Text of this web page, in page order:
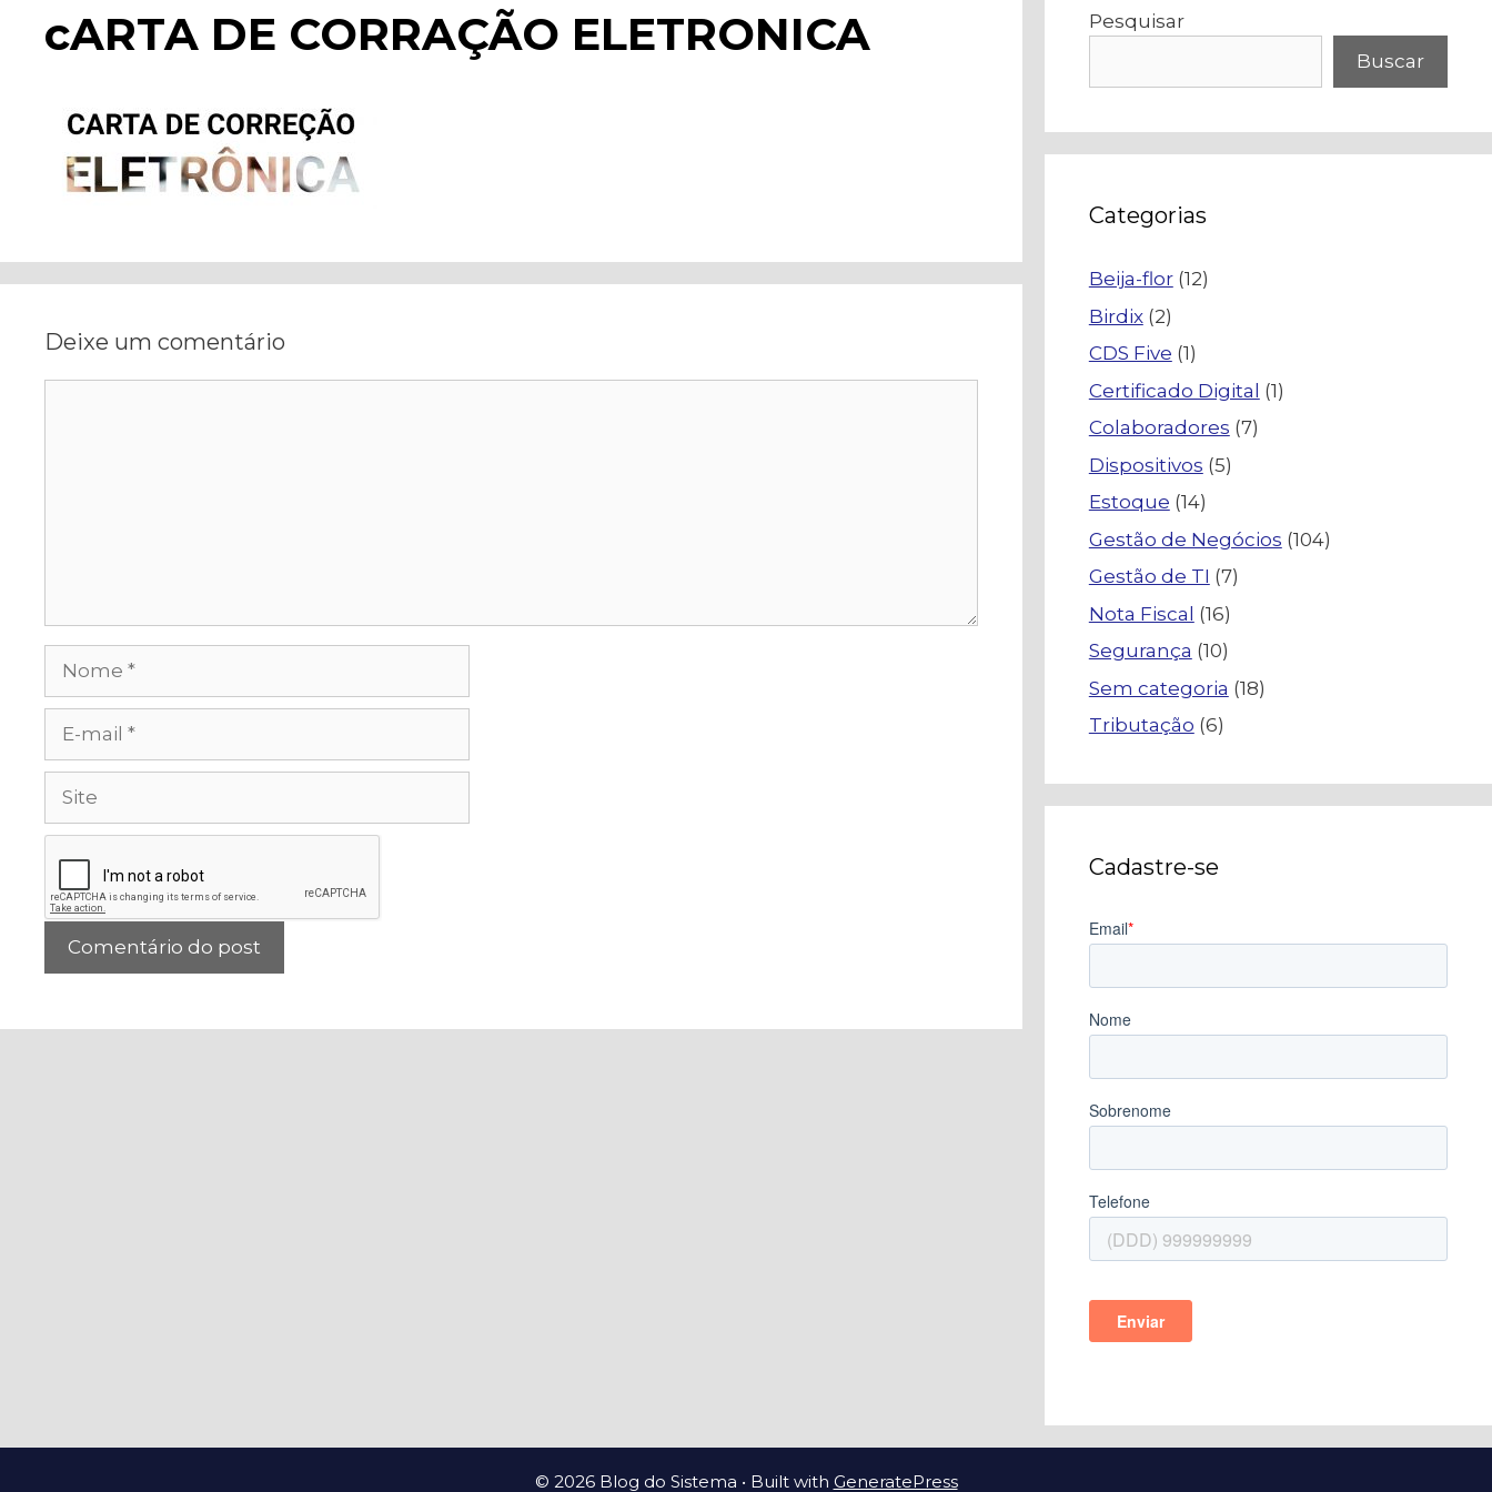
cARTA DE CORRAÇÃO ELETRONICA
Deixe um comentário
Site
Pesquisar
Buscar
Categorias
Beija-flor(12)
Birdix(2)
CDS Five (1)
Certificado Digital (1)
Colaboradores (7)
Dispositivos (5)
Estoque (14)
Gestão de Negócios (104)
Gestão de TI (7)
Nota Fiscal (16)
Segurança (10)
Sem categoria (18)
Tributação (6)
Cadastre-se
© 2026 Blog do Sistema • Built with GeneratePress